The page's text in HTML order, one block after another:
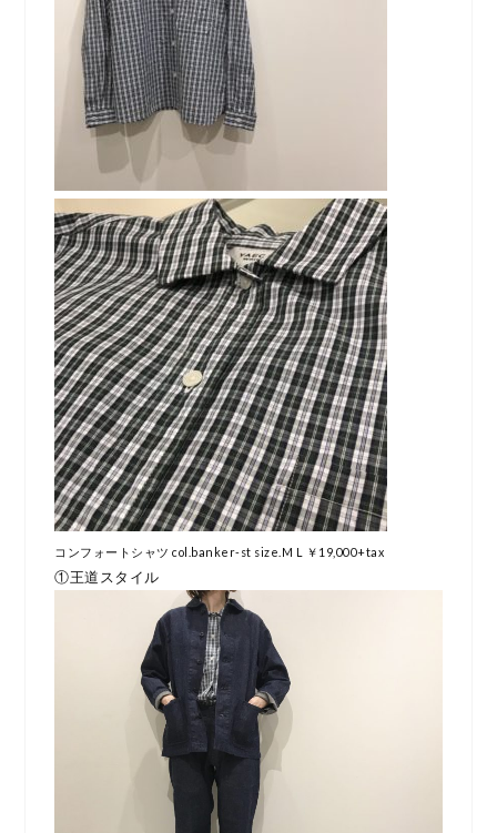
コンフォートシャツ col.banker-st size.M L ￥19,000+tax
①王道スタイル